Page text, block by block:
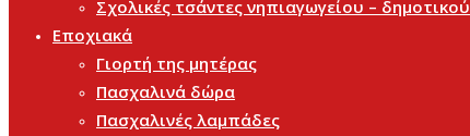
Σχολικές τσάντες νηπιαγωγείου – δημοτικού
Εποχιακά
Γιορτή της μητέρας
Πασχαλινά δώρα
Πασχαλινές λαμπάδες